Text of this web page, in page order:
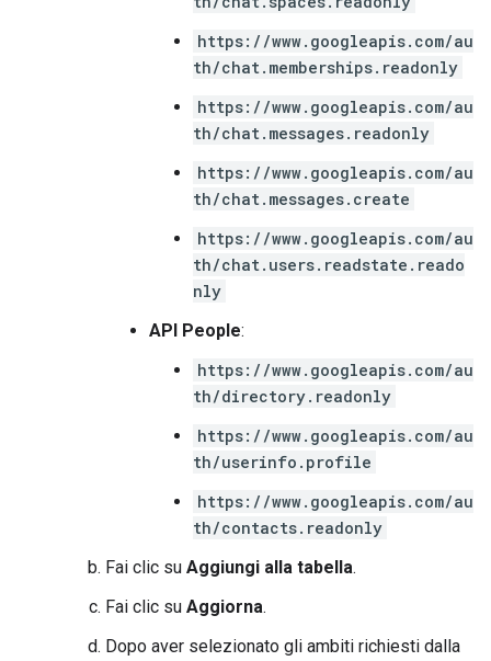
https://www.googleapis.com/au
th/chat.memberships.readonly
https://www.googleapis.com/au
th/chat.messages.readonly
https://www.googleapis.com/au
th/chat.messages.create
https://www.googleapis.com/au
th/chat.users.readstate.reado
nly
API People:
https://www.googleapis.com/au
th/directory.readonly
https://www.googleapis.com/au
th/userinfo.profile
https://www.googleapis.com/au
th/contacts.readonly
Fai clic su Aggiungi alla tabella.
Fai clic su Aggiorna.
Dopo aver selezionato gli ambiti richiesti dalla